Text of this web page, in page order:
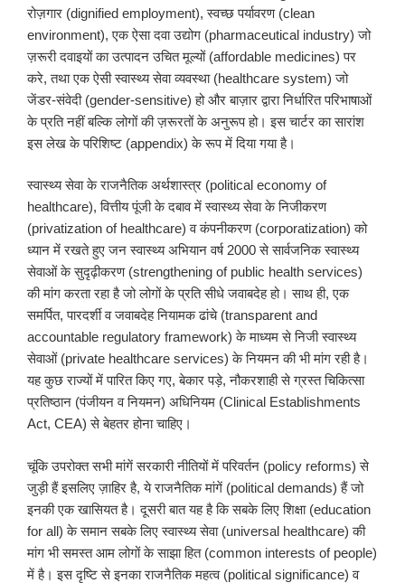
रोज़गार (dignified employment), स्वच्छ पर्यावरण (clean
environment), एक ऐसा दवा उद्योग (pharmaceutical industry) जो
ज़रूरी दवाइयों का उत्पादन उचित मूल्यों (affordable medicines) पर
करे, तथा एक ऐसी स्वास्थ्य सेवा व्यवस्था (healthcare system) जो
जेंडर-संवेदी (gender-sensitive) हो और बाज़ार द्वारा निर्धारित परिभाषाओं
के प्रति नहीं बल्कि लोगों की ज़रूरतों के अनुरूप हो। इस चार्टर का सारांश
इस लेख के परिशिष्ट (appendix) के रूप में दिया गया है।
स्वास्थ्य सेवा के राजनैतिक अर्थशास्त्र (political economy of
healthcare), वित्तीय पूंजी के दबाव में स्वास्थ्य सेवा के निजीकरण
(privatization of healthcare) व कंपनीकरण (corporatization) को
ध्यान में रखते हुए जन स्वास्थ्य अभियान वर्ष 2000 से सार्वजनिक स्वास्थ्य
सेवाओं के सुदृढ़ीकरण (strengthening of public health services)
की मांग करता रहा है जो लोगों के प्रति सीधे जवाबदेह हो। साथ ही, एक
समर्पित, पारदर्शी व जवाबदेह नियामक ढांचे (transparent and
accountable regulatory framework) के माध्यम से निजी स्वास्थ्य
सेवाओं (private healthcare services) के नियमन की भी मांग रही है।
यह कुछ राज्यों में पारित किए गए, बेकार पड़े, नौकरशाही से ग्रस्त चिकित्सा
प्रतिष्ठान (पंजीयन व नियमन) अधिनियम (Clinical Establishments
Act, CEA) से बेहतर होना चाहिए।
चूंकि उपरोक्त सभी मांगें सरकारी नीतियों में परिवर्तन (policy reforms) से
जुड़ी हैं इसलिए ज़ाहिर है, ये राजनैतिक मांगें (political demands) हैं जो
इनकी एक खासियत है। दूसरी बात यह है कि सबके लिए शिक्षा (education
for all) के समान सबके लिए स्वास्थ्य सेवा (universal healthcare) की
मांग भी समस्त आम लोगों के साझा हित (common interests of people)
में है। इस दृष्टि से इनका राजनैतिक महत्व (political significance) व